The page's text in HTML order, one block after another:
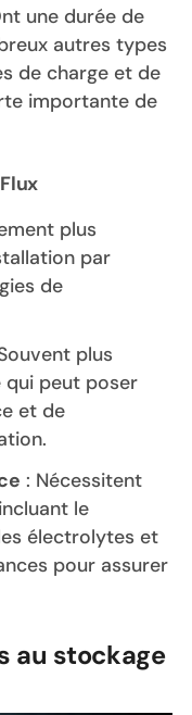
une durée de
autres types
de charge et de
importante de
plus
par
de
plus
qui peut poser
et de
: Nécessitent
le
électrolytes et
pour assurer
au stockage